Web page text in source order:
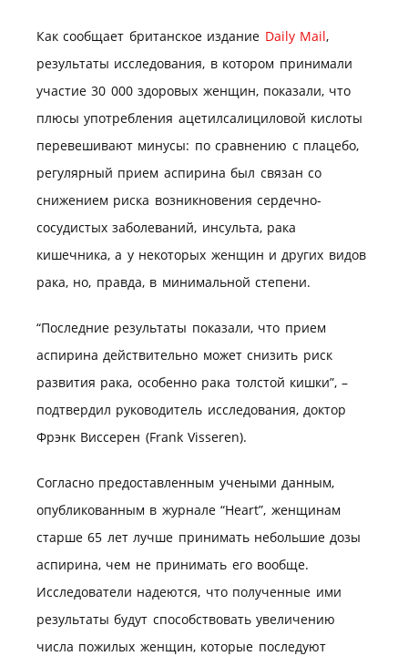
Как сообщает британское издание Daily Mail,
результаты исследования, в котором принимали
участие 30 000 здоровых женщин, показали, что
плюсы употребления ацетилсалициловой кислоты
перевешивают минусы: по сравнению с плацебо,
регулярный прием аспирина был связан со
снижением риска возникновения сердечно-
сосудистых заболеваний, инсульта, рака
кишечника, а у некоторых женщин и других видов
рака, но, правда, в минимальной степени.
“Последние результаты показали, что прием
аспирина действительно может снизить риск
развития рака, особенно рака толстой кишки”, –
подтвердил руководитель исследования, доктор
Фрэнк Виссерен (Frank Visseren).
Согласно предоставленным учеными данным,
опубликованным в журнале “Heart”, женщинам
старше 65 лет лучше принимать небольшие дозы
аспирина, чем не принимать его вообще.
Исследователи надеются, что полученные ими
результаты будут способствовать увеличению
числа пожилых женщин, которые последуют